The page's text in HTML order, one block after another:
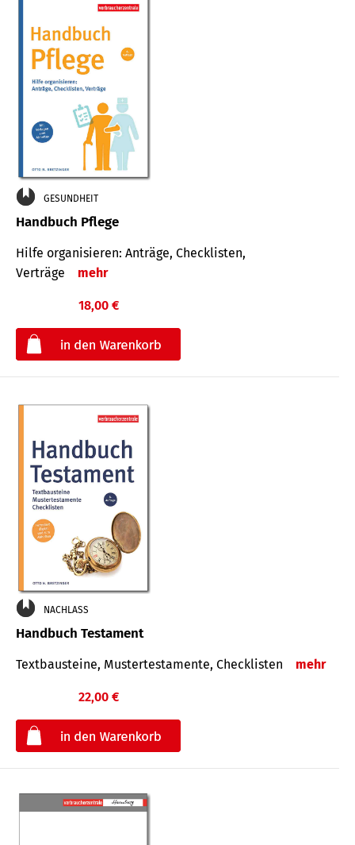
GESUNDHEIT
Handbuch Pflege
Hilfe organisieren: Anträge, Checklisten,
Verträge
mehr
18,00 €
NACHLASS
Handbuch Testament
Textbausteine, Mustertestamente, Checklisten mehr
22,00 €